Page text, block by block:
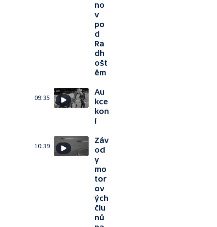
no
v
po
d
Ra
dh
ošt
ěm
09:35
Au
kce
kon
í
10:39
Záv
od
y
mo
tor
ov
ých
člu
nů